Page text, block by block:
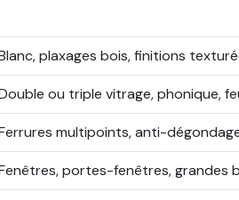
plaxages bois, finitions
ou triple vitrage, phonique,
multipoints, anti-
portes-fenêtres, grandes